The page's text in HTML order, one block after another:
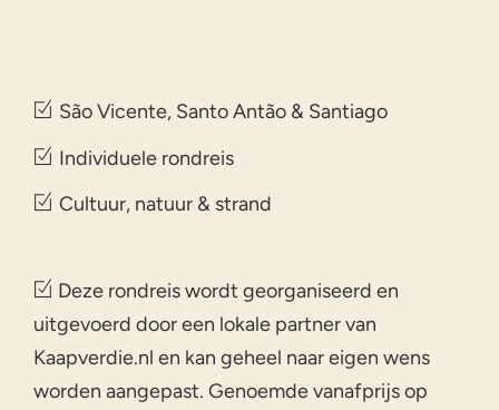
São Vicente, Santo Antão & Santiago
Individuele rondreis
Cultuur, natuur & strand
Deze rondreis wordt georganiseerd en
uitgevoerd door een lokale partner van
Kaapverdie.nl en kan geheel naar eigen wens
worden aangepast. Genoemde vanafprijs op